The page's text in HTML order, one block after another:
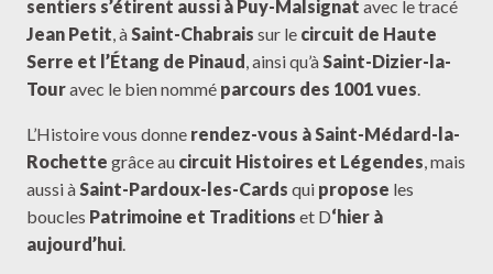
sentiers s’étirent aussi à Puy-Malsignat avec le tracé
Jean Petit, àSaint-Chabrais sur le circuit de Haute
Serre et l’Étang de Pinaud, ainsi qu’àSaint-Dizier-la-
Touravec le bien nommé parcours des 1001 vues.
L’Histoire vous donne rendez-vous à Saint-Médard-la-
Rochette grâce au circuit Histoires et Légendes, mais
aussi àSaint-Pardoux-les-Cards qui propose les
boucles Patrimoine et Traditions et D‘hier à
aujourd’hui.